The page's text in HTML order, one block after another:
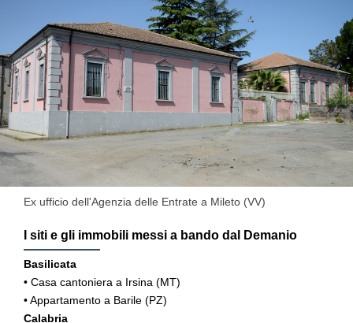
Ex ufficio dell'Agenzia delle Entrate a Mileto (VV)
I siti e gli immobili messi a bando dal Demanio
Basilicata
• Casa cantoniera a Irsina (MT)
• Appartamento a Barile (PZ)
Calabria